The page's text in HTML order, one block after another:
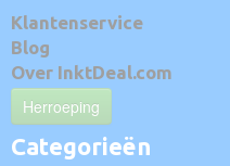
Klantenservice
Blog
Over InktDeal.com
Herroeping
Categorieën